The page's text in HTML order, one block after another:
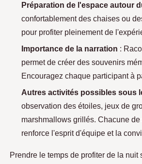
Préparation de l'espace autour
confortablement des chaises ou
pour profiter pleinement de
Importance de la narration :
permet de créer des souvenirs
Encouragez chaque participant à
Autres activités possibles sous
observation des étoiles, jeux de
marshmallows grillés. Chacune
renforce l'esprit d'équipe et la
Prendre le temps de profiter de la nuit